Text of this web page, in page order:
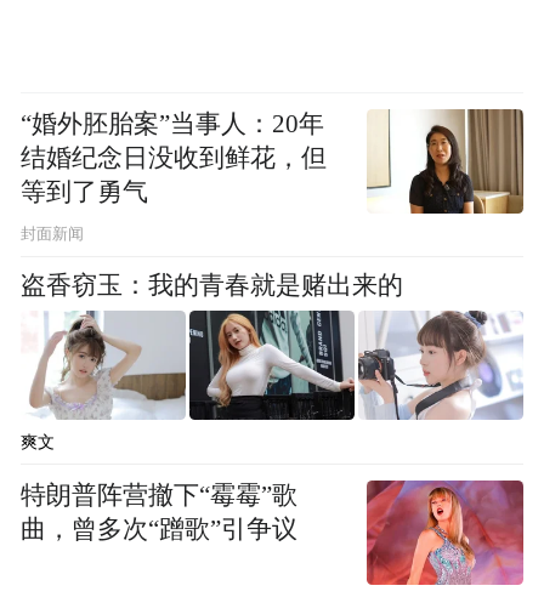
“婚外胚胎案”当事人：20年
结婚纪念日没收到鲜花，但
等到了勇气
封面新闻
盗香窃玉：我的青春就是赌出来的
爽文
特朗普阵营撤下“霉霉”歌
曲，曾多次“蹭歌”引争议